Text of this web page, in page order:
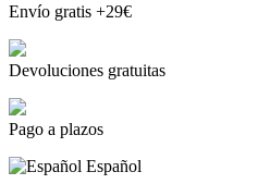
Envío gratis +29€
Devoluciones gratuitas
Pago a plazos
Español